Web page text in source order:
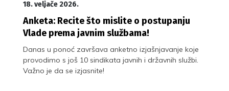
18. veljače 2026.
Anketa: Recite što mislite o postupanju
Vlade prema javnim službama!
Danas u ponoć završava anketno izjašnjavanje koje
provodimo s još 10 sindikata javnih i državnih službi.
Važno je da se izjasnite!